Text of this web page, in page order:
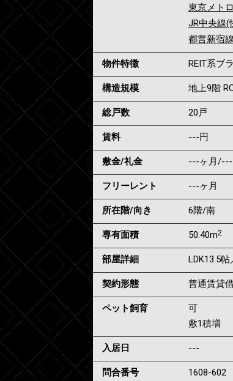
東京メト
JR中央線(
都営新宿線
物件特徴 REIT系ブ
構造規模 地上9階
総戸数 20戸
賃料 ---円
敷金/礼金 ---ヶ月/---
フリーレント ---ヶ月
所在階/向き 6階/南
専有面積 50.40m2
部屋詳細 LDK13.5
契約形態 普通賃貸
ペット飼育
可
敷1積増
入居日 ---
問合番号 1608-602